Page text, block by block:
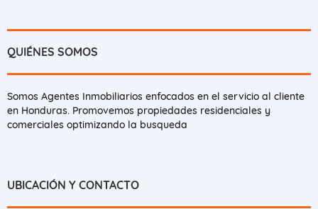
QUIÉNES SOMOS
Somos Agentes Inmobiliarios enfocados en el servicio al cliente
en Honduras. Promovemos propiedades residenciales y
comerciales optimizando la busqueda
UBICACIÓN Y CONTACTO